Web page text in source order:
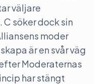
väljare
söker dock sin
moder
är en svår väg
Moderaternas
har stängt